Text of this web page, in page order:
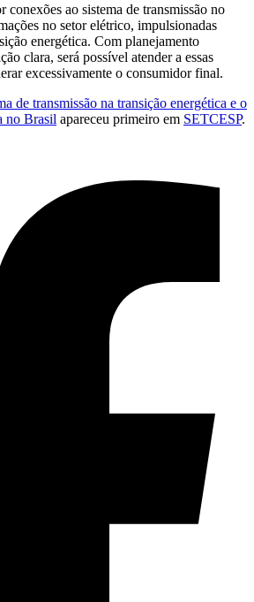
conexões ao sistema de transmissão no
no setor elétrico, impulsionadas
energética. Com planejamento
clara, será possível atender a essas
excessivamente o consumidor final.
de transmissão na transição energética e o
no Brasil apareceu primeiro em SETCESP.